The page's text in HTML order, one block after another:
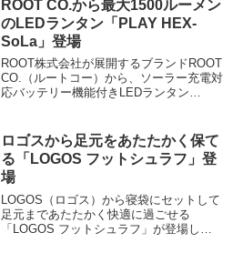
ースを購入したのでご紹介します。
ROOT CO.から最大1500ルーメン
のLEDランタン「PLAY HEX-
SoLa」登場
ROOT株式会社が展開するブランドROOT
CO.（ルートコー）から、ソーラー充電対
応バッテリー機能付きLEDランタン
のLEDランタンです。詳細をレビューし
ます。
ロゴスから足元をあたたかく保て
る「LOGOS フットシュラフ」登
場
LOGOS（ロゴス）から寝袋にセットして
足元まであたたかく快適に過ごせる
「LOGOS フットシュラフ」が登場しま